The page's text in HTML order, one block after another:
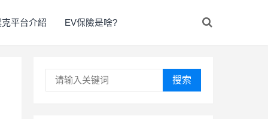
平台介紹 EV保險是啥?
搜索